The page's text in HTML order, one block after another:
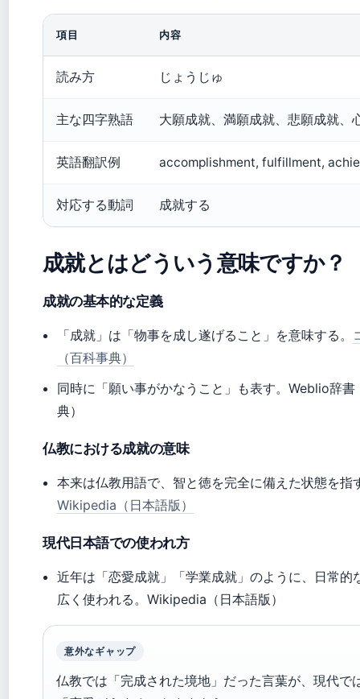
項目 内容
読み方 じょうじゅ
主な四字熟語 大願成就、満願成就、悲願成就、
英語翻訳例 accomplishment, fulfillment,
対応する動詞 成就する
成就とはどういう意味ですか？
成就の基本的な定義
「成就」は「物事を成し遂げること」を意味する。
（百科事典）
同時に「願い事がかなうこと」も表す。Weblio辞書
典）
仏教における成就の意味
本来は仏教用語で、智と徳を完全に備えた状態を指
Wikipedia（日本語版）
現代日本語での使われ方
近年は「恋愛成就」「学業成就」のように、日常的
広く使われる。Wikipedia（日本語版）
意外なギャップ
仏教では「完成された境地」だった言葉が、現代で